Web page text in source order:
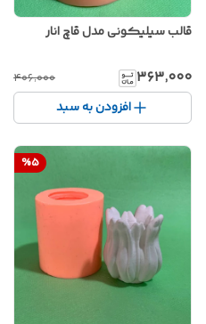
قالب سیلیکونی مدل قاچ انار
۳۶۳٬۰۰۰ ۴۰۶٬۰۰۰
افزودن به سبد
%5